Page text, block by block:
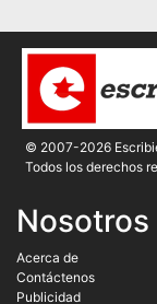
© 2007-2026
Todos los derechos
Nosotros
Acerca de
Contáctenos
Publicidad